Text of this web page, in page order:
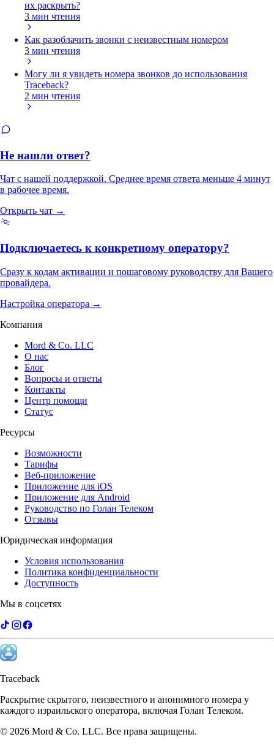
их раскрыть?
3 мин чтения
Как разоблачить звонки с неизвестным номером
3 мин чтения
Могу ли я увидеть номера звонков до использования
Traceback?
2 мин чтения
Не нашли ответ?
Чат с нашей поддержкой. Среднее время ответа меньше 4 минут
в рабочее время.
Открыть чат →
Подключаетесь к конкретному оператору?
Сразу к кодам активации и пошаговому руководству для Вашего
провайдера.
Настройка оператора →
Компания
Mord & Co. LLC
О нас
Блог
Вопросы и ответы
Контакты
Центр помощи
Статус
Ресурсы
Возможности
Тарифы
Веб-приложение
Приложение для iOS
Приложение для Android
Руководство по Голан Телеком
Отзывы
Юридическая информация
Условия использования
Политика конфиденциальности
Доступность
Мы в соцсетях
Traceback
Раскрытие скрытого, неизвестного и анонимного номера у
каждого израильского оператора, включая Голан Телеком.
© 2026 Mord & Co. LLC. Все права защищены.